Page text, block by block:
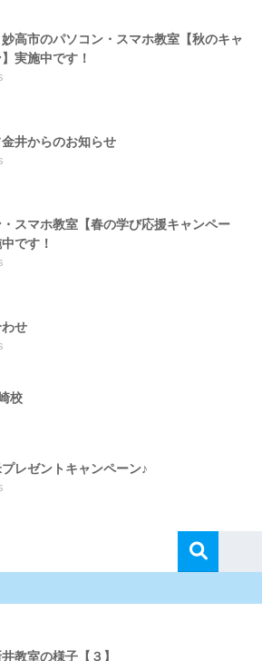
妙高市のパソコン・スマホ教室【秋のキャ
実施中です！
井からのお知らせ
スマホ教室【春の学び応援キャンペー
です！
せ
校
レゼントキャンペーン♪
教室の様子【３】